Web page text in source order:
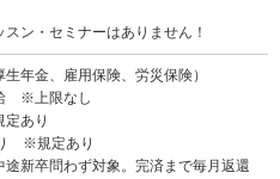
ン・セミナーはありません！
年金、雇用保険、労災保険）
※上限なし
あり
※規定あり
新卒問わず対象。完済まで毎月返還